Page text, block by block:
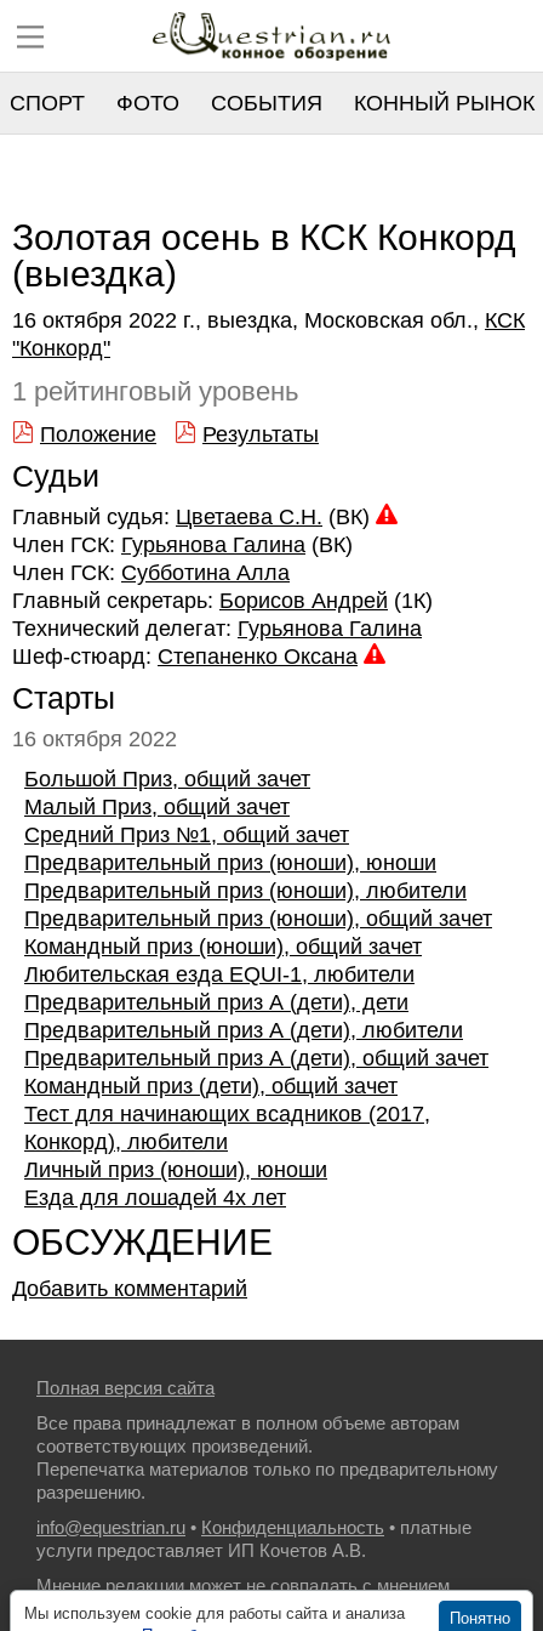
СПОРТ ФОТО СОБЫТИЯ КОННЫЙ РЫНОК
Золотая осень в КСК Конкорд
(выездка)
16 октября 2022 г., выездка, Московская обл., КСК
"Конкорд"
1 рейтинговый уровень
Положение Результаты
Судьи
Главный судья: Цветаева С.Н. (ВК)
Член ГСК: Гурьянова Галина (ВК)
Член ГСК: Субботина Алла
Главный секретарь: Борисов Андрей (1К)
Технический делегат: Гурьянова Галина
Шеф-стюард: Степаненко Оксана
Старты
16 октября 2022
Большой Приз, общий зачет
Малый Приз, общий зачет
Средний Приз №1, общий зачет
Предварительный приз (юноши), юноши
Предварительный приз (юноши), любители
Предварительный приз (юноши), общий зачет
Командный приз (юноши), общий зачет
Любительская езда EQUI-1, любители
Предварительный приз А (дети), дети
Предварительный приз А (дети), любители
Предварительный приз А (дети), общий зачет
Командный приз (дети), общий зачет
Тест для начинающих всадников (2017,
Конкорд), любители
Личный приз (юноши), юноши
Езда для лошадей 4х лет
ОБСУЖДЕНИЕ
Добавить комментарий
Полная версия сайта
Все права принадлежат в полном объеме авторам
соответствующих произведений.
Перепечатка материалов только по предварительному
разрешению.
info@equestrian.ru • Конфиденциальность • платные
услуги предоставляет ИП Кочетов А.В.
Мнение редакции может не совпадать с мнением
авторов.
Понятно
Мы используем cookie для работы сайта и анализа